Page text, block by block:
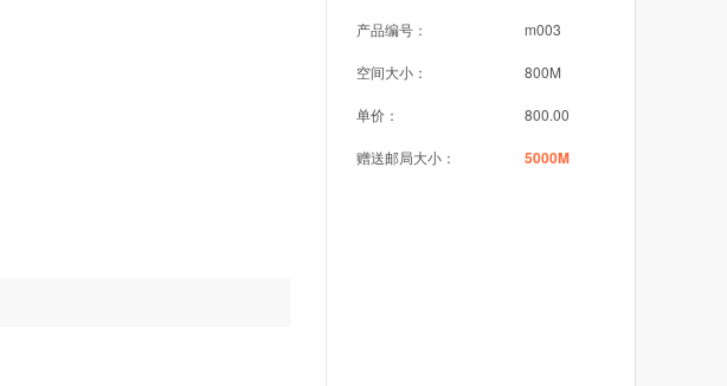
产品编号： m003
空间大小： 800M
单价： 800.00
赠送邮局大小： 5000M